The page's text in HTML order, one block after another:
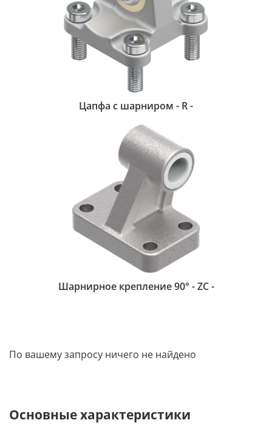
Цапфа с шарниром - R -
Шарнирное крепление 90° - ZC -
По вашему запросу ничего не найдено
Основные характеристики